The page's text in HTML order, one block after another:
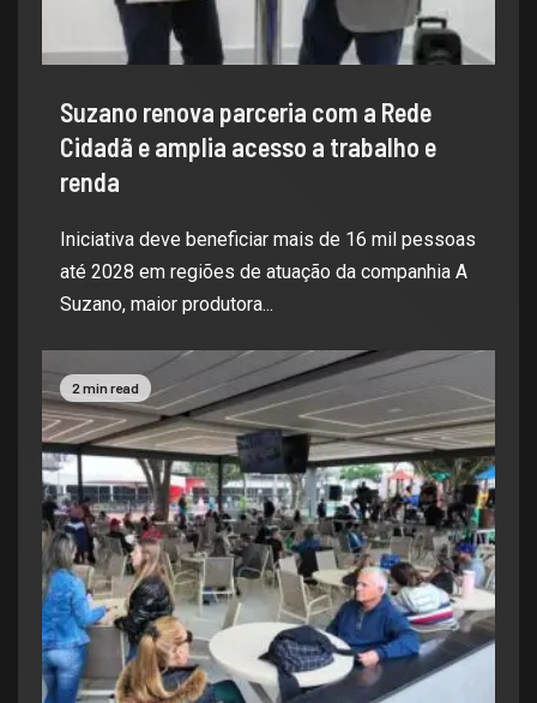
Suzano renova parceria com a Rede
Cidadã e amplia acesso a trabalho e
renda
Iniciativa deve beneficiar mais de 16 mil pessoas
até 2028 em regiões de atuação da companhia A
Suzano, maior produtora...
2 min read